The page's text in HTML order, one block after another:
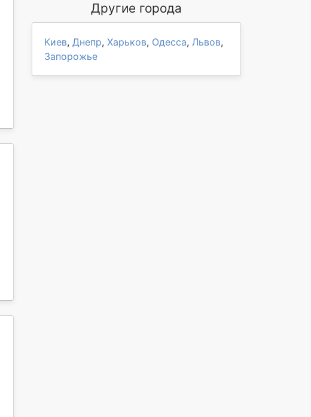
Другие города
Киев, Днепр, Харьков, Одесса, Львов,
Запорожье